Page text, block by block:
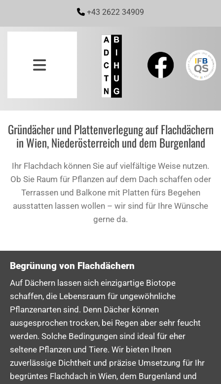
 +43 2622 34909
Gründächer und Plattenverlegung auf Flachdächern
in Wien, Niederösterreich und dem Burgenland
Ihr Flachdach können Sie auf vielfältige Weise nutzen.
Ob Sie Raum für Pflanzen auf dem Dach schaffen oder
Terrassen und Balkone mit Platten fürs Begehen
ausstatten lassen wollen – wir sind für Ihre Wünsche
gerne da.
Begrünung von Flachdächern
Auf Dächern lassen sich einzigartige Biotope
schaffen, die Lebensraum für ungewöhnliche
Pflanzenarten sind. Denn Dächer können
ausgesprochen trocken, bei Regen aber sehr feucht
werden. Solche Bedingungen sind ideal für eher
seltene Pflanzen und Tiere. Wir bieten Ihnen
zuverlässige Dichtheit und präzise Umsetzung für Ihr
begrüntes Flachdach in Wien, dem Burgenland und